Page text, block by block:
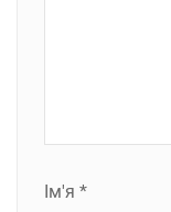
Ім'я *